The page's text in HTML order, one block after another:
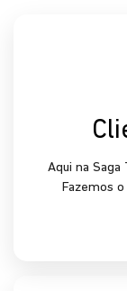
Aqui na
Fazemos